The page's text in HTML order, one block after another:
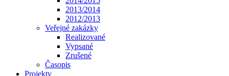
2013/2014
2012/2013
Veřejné zakázky
Realizované
Vypsané
Zrušené
Časopis
Projekty